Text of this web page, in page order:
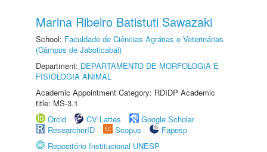
Marina Ribeiro Batistuti Sawazaki
School: Faculdade de Ciências Agrárias e Veterinárias
(Câmpus de Jaboticabal)
Department: DEPARTAMENTO DE MORFOLOGIA E
FISIOLOGIA ANIMAL
Academic Appointment Category: RDIDP Academic
title: MS-3.1
Orcid
CV Lattes
Google Scholar
ResearcherID
Scopus
Fapesp
Repositório Institucional UNESP